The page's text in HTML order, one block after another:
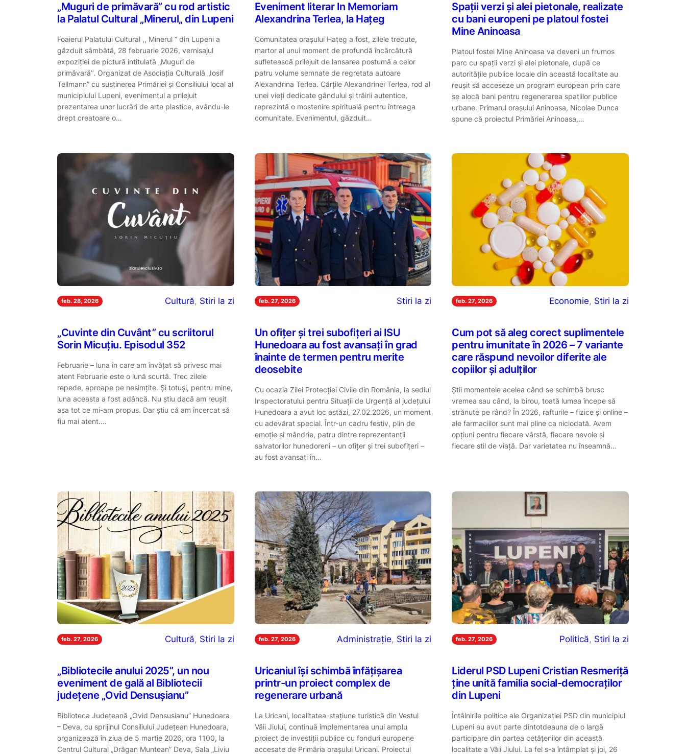
„Muguri de primăvară” cu rod artistic
la Palatul Cultural „Minerul„ din Lupeni
Foaierul Palatului Cultural ,, Minerul “ din Lupeni a
găzduit sâmbătă, 28 februarie 2026, vernisajul
expoziţiei de pictură intitulată „Muguri de
primăvară’’. Organizat de Asociația Culturală „Iosif
Tellmann” cu susținerea Primăriei și Consiliului local al
municipiului Lupeni, evenimentul a prilejuit
prezentarea unor lucrări de arte plastice, avându-le
drept creatoare o…
Eveniment literar In Memoriam
Alexandrina Terlea, la Hațeg
Comunitatea orașului Hațeg a fost, zilele trecute,
martor al unui moment de profundă încărcătură
sufletească prilejuit de lansarea postumă a celor
patru volume semnate de regretata autoare
Alexandrina Terlea. Cărțile Alexandrinei Terlea, rod al
unei vieți dedicate gândului și trăirii autentice,
reprezintă o moștenire spirituală pentru întreaga
comunitate. Evenimentul, găzduit…
Spații verzi și alei pietonale, realizate
cu bani europeni pe platoul fostei
Mine Aninoasa
Platoul fostei Mine Aninoasa va deveni un frumos
parc cu spații verzi și alei pietonale, după ce
autoritățile publice locale din această localitate au
reușit să acceseze un program european prin care
se alocă bani pentru regenerarea spațiilor publice
urbane. Primarul orașului Aninoasa, Nicolae Dunca
spune că proiectul Primăriei Aninoasa,…
feb. 28, 2026 Cultură, Stiri la zi
„Cuvinte din Cuvânt” cu scriitorul
Sorin Micuțiu. Episodul 352
Februarie – luna în care am învățat să privesc mai
atent Februarie este o lună scurtă. Trec zilele
repede, aproape pe nesimțite. Și totuși, pentru mine,
luna aceasta a fost adâncă. Nu știu dacă am reușit
așa tot ce mi-am propus. Dar știu că am încercat să
fiu mai atent.…
feb. 27, 2026 Stiri la zi
Un ofițer și trei subofițeri ai ISU
Hunedoara au fost avansați în grad
înainte de termen pentru merite
deosebite
Cu ocazia Zilei Protecției Civile din România, la sediul
Inspectoratului pentru Situații de Urgență al județului
Hunedoara a avut loc astăzi, 27.02.2026, un moment
cu adevărat special. Într-un cadru festiv, plin de
emoție și mândrie, patru dintre reprezentanții
salvatorilor hunedoreni – un ofițer și trei subofițeri –
au fost avansați în…
feb. 27, 2026 Economie, Stiri la zi
Cum pot să aleg corect suplimentele
pentru imunitate în 2026 – 7 variante
care răspund nevoilor diferite ale
copiilor și adulților
Știi momentele acelea când se schimbă brusc
vremea sau când, la birou, toată lumea începe să
strănute pe rând? În 2026, rafturile – fizice și online –
ale farmaciilor sunt mai pline ca niciodată. Avem
opțiuni pentru fiecare vârstă, fiecare nevoie și
fiecare stil de viață. Dar varietatea nu înseamnă…
feb. 27, 2026 Cultură, Stiri la zi
„Bibliotecile anului 2025”, un nou
eveniment de gală al Bibliotecii
județene „Ovid Densușianu”
Biblioteca Județeană „Ovid Densusianu” Hunedoara
– Deva, cu sprijinul Consiliului Județean Hunedoara,
organizează în ziua de 5 martie 2026, ora 1100, la
Centrul Cultural „Drăgan Muntean” Deva, Sala „Liviu
feb. 27, 2026 Administrație, Stiri la zi
Uricaniul își schimbă înfățișarea
printr-un proiect complex de
regenerare urbană
La Uricani, localitatea-stațiune turistică din Vestul
Văii Jiului, continuă implementarea unui amplu
proiect de investiții publice cu fonduri europene
accesate de Primăria orașului Uricani. Proiectul
feb. 27, 2026 Politică, Stiri la zi
Liderul PSD Lupeni Cristian Resmeriță
ține unită familia social-democraților
din Lupeni
Întâlnirile politice ale Organizației PSD din municipiul
Lupeni au avut parte dintotdeauna de o largă
participare din partea cetățenilor din această
localitate a Văii Jiului. La fel s-a întâmplat și joi, 26